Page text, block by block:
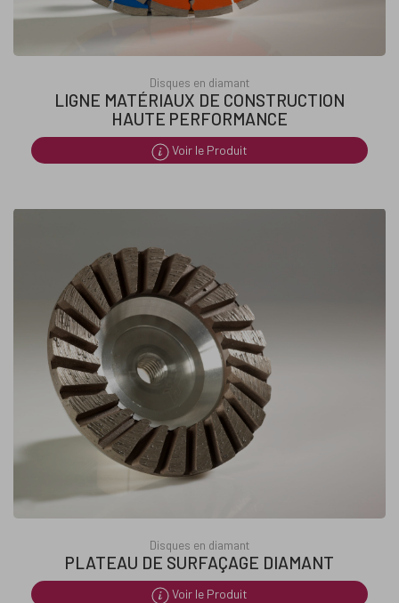
Disques en diamant
LIGNE MATÉRIAUX DE CONSTRUCTION
HAUTE PERFORMANCE
Voir le Produit
Disques en diamant
PLATEAU DE SURFAÇAGE DIAMANT
Voir le Produit